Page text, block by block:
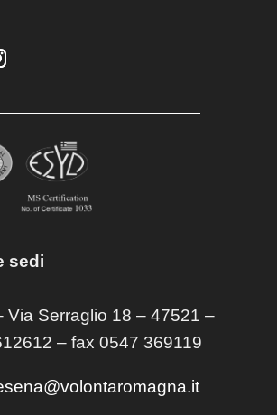
sedi
Via Serraglio 18 – 47521 –
– fax 0547 369119